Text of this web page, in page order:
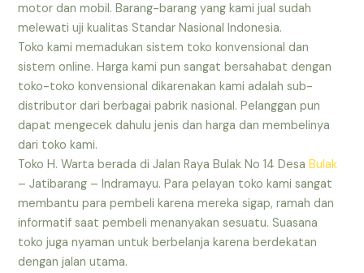
motor dan mobil. Barang-barang yang kami jual sudah
melewati uji kualitas Standar Nasional Indonesia.
Toko kami memadukan sistem toko konvensional dan
sistem online. Harga kami pun sangat bersahabat dengan
toko-toko konvensional dikarenakan kami adalah sub-
distributor dari berbagai pabrik nasional. Pelanggan pun
dapat mengecek dahulu jenis dan harga dan membelinya
dari toko kami.
Toko H. Warta berada di Jalan Raya Bulak No 14 DesaBulak
– Jatibarang – Indramayu. Para pelayan toko kami sangat
membantu para pembeli karena mereka sigap, ramah dan
informatif saat pembeli menanyakan sesuatu. Suasana
toko juga nyaman untuk berbelanja karena berdekatan
dengan jalan utama.